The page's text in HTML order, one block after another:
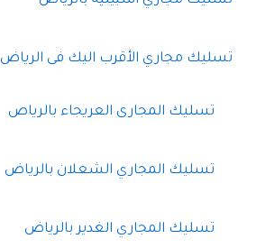
تسليك مجاري الأقرب اليك فى الرياض
تسليك المجارى العريجاء بالرياص
تسليك المجاري الشعلان بالرياض
تسليك المجاري الغدير بالرياض